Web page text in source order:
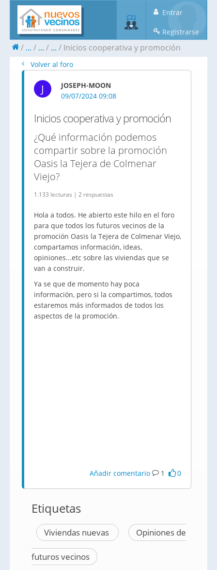
Entrar
Registrarse
... ... ... Inicios cooperativa y promoción
Volver al foro
J
JOSEPH-MOON
09/07/2024 09:08
Inicios cooperativa y promoción
¿Qué información podemos
compartir sobre la promoción
Oasis la Tejera de Colmenar
Viejo?
1.133 lecturas | 2 respuestas
Hola a todos. He abierto este hilo en el foro
para que todos los futuros vecinos de la
promoción Oasis la Tejera de Colmenar Viejo,
compartamos información, ideas,
opiniones...etc sobre las viviendas que se
van a construir.
Ya se que de momento hay poca
información, pero si la compartimos, todos
estaremos más informados de todos los
aspectos de la promoción.
Añadir comentario 1 0
Etiquetas
Viviendas nuevas Opiniones de
futuros vecinos